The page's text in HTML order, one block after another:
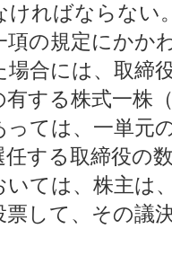
ければならない
の規定にかか
合には、取締
する株式一株
ては、一単元
する取締役の
ては、株主は
票して、その議